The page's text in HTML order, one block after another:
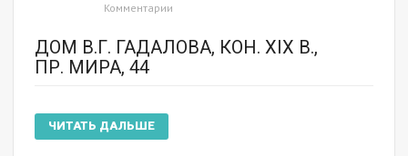
Комментарии
ДОМ В.Г. ГАДАЛОВА, КОН. XIX В.,
ПР. МИРА, 44
ЧИТАТЬ ДАЛЬШЕ